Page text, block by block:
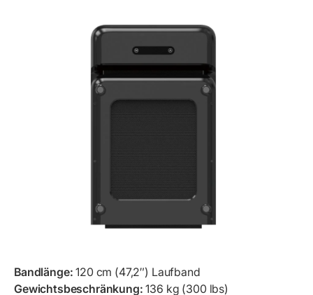
Bandlänge: 120 cm (47,2″) Laufband
Gewichtsbeschränkung: 136 kg (300 lbs)